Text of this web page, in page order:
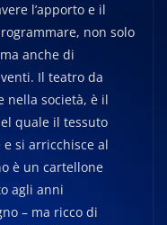
l’apporto e il
non solo
anche di
Il teatro da
nella società, è il
quale il tessuto
si arricchisce al
è un cartellone
agli anni
– ma ricco di